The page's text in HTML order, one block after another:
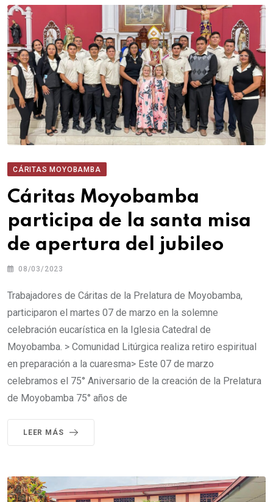
CÁRITAS MOYOBAMBA
Cáritas Moyobamba
participa de la santa misa
de apertura del jubileo
08/03/2023
Trabajadores de Cáritas de la Prelatura de Moyobamba,
participaron el martes 07 de marzo en la solemne
celebración eucarística en la Iglesia Catedral de
Moyobamba. > Comunidad Litúrgica realiza retiro espiritual
en preparación a la cuaresma> Este 07 de marzo
celebramos el 75° Aniversario de la creación de la Prelatura
de Moyobamba 75° años de
LEER MÁS